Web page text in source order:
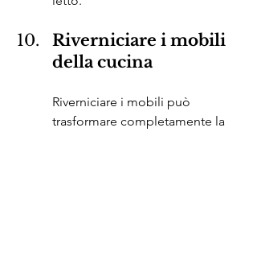
Riverniciare i mobili
della cucina
Riverniciare i mobili può
trasformare completamente la